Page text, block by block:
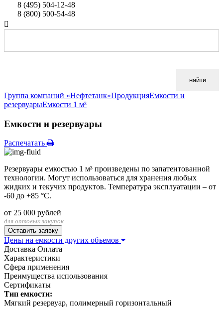
8 (495) 504-12-48
8 (800) 500-54-48

найти
Группа компаний «Нефтетанк»ПродукцияЕмкости и
резервуарыЕмкости 1 м³
Емкости и резервуары
Распечатать
Резервуары емкостью 1 м³ произведены по запатентованной
технологии. Могут использоваться для хранения любых
жидких и текучих продуктов. Температура эксплуатации – от
-60 до +85 °С.
от 25 000 рублей
для оптовык закупок
Цены на емкости других объемов
Доставка Оплата
Характеристики
Сфера применения
Преимущества использования
Сертификаты
Тип емкости:
Мягкий резервуар, полимерный горизонтальный